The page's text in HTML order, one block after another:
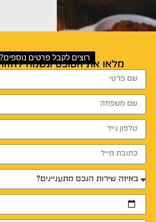
רוצים לקבל פרטים
מלאו את הטופס ונשמח